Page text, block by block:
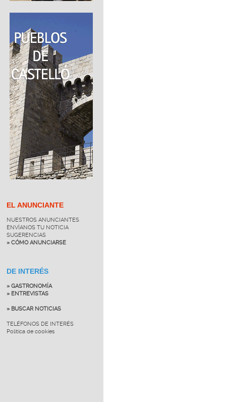
EL ANUNCIANTE
NUESTROS ANUNCIANTES
ENVÍANOS TU NOTICIA
SUGERENCIAS
» CÓMO ANUNCIARSE
DE INTERÉS
» GASTRONOMÍA
» ENTREVISTAS
» BUSCAR NOTICIAS
TELÉFONOS DE INTERÉS
Política de cookies